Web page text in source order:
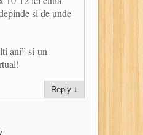
si de unde
ani” si-un
Reply ↓